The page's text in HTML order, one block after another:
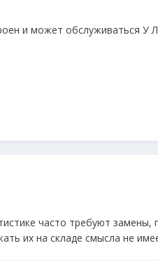
и может обслуживаться
часто требуют замены,
их на складе смысла не